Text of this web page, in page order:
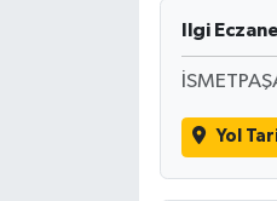
Ilgi
Yol
ÇEK GÖNDER
HEDEF2020